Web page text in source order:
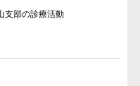
支部の診療活動